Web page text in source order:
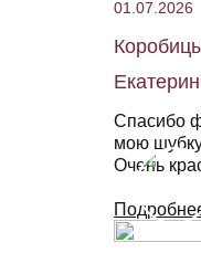
01.07.2026
Спасибо
мою
Очень